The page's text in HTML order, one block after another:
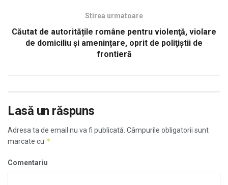
Stirea urmatoare
Căutat de autoritățile române pentru violenţă, violare
de domiciliu și amenințare, oprit de poliţiştii de
frontieră
Lasă un răspuns
Adresa ta de email nu va fi publicată. Câmpurile obligatorii sunt
marcate cu *
Comentariu